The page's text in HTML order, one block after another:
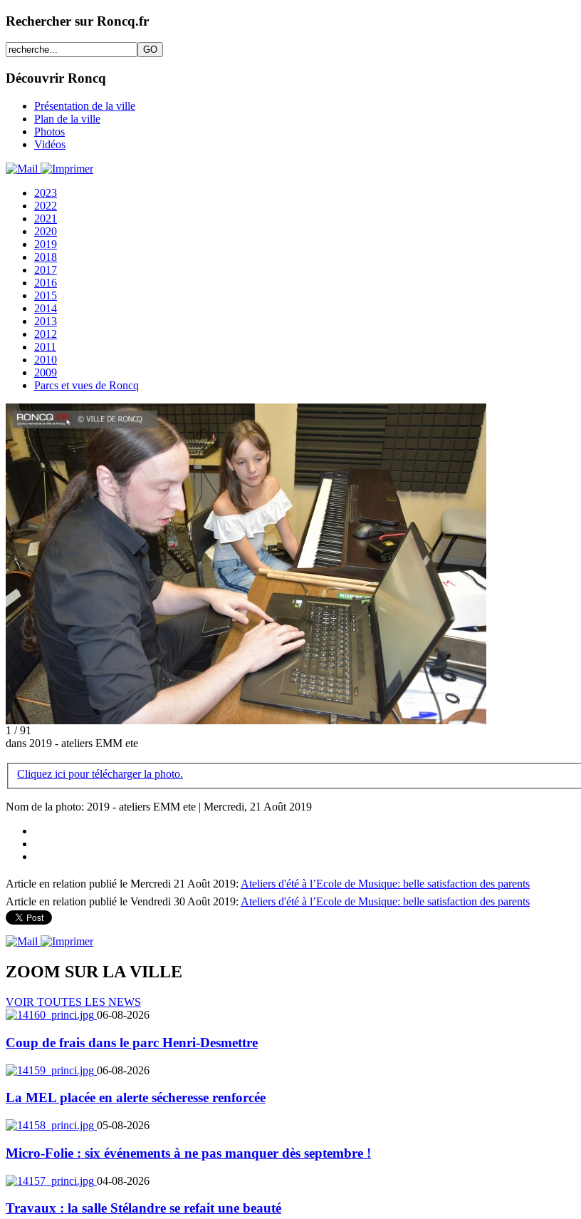
Rechercher sur Roncq.fr
Découvrir Roncq
Présentation de la ville
Plan de la ville
Photos
Vidéos
2023
2022
2021
2020
2019
2018
2017
2016
2015
2014
2013
2012
2011
2010
2009
Parcs et vues de Roncq
1 / 91
dans 2019 - ateliers EMM ete
Cliquez ici pour télécharger la photo.
Nom de la photo: 2019 - ateliers EMM ete | Mercredi, 21 Août 2019
Article en relation publié le Mercredi 21 Août 2019: Ateliers d'été à l’Ecole de Musique: belle satisfaction des parents
Article en relation publié le Vendredi 30 Août 2019: Ateliers d'été à l’Ecole de Musique: belle satisfaction des parents
ZOOM SUR LAVILLE
VOIR TOUTES LES NEWS
06-08-2026
Coup de frais dans le parc Henri-Desmettre
06-08-2026
La MEL placée en alerte sécheresse renforcée
05-08-2026
Micro-Folie : six événements à ne pas manquer dès septembre !
04-08-2026
Travaux : la salle Stélandre se refait une beauté